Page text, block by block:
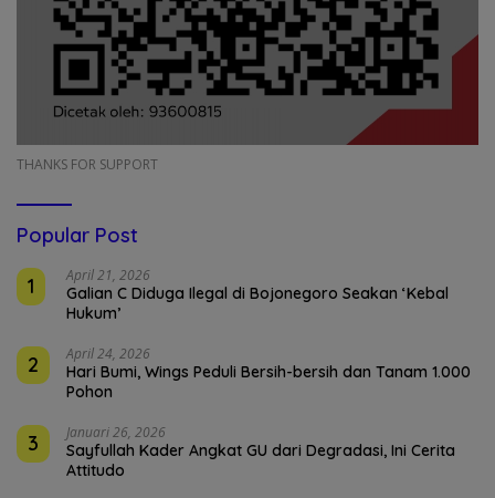
THANKS FOR SUPPORT
Popular Post
1
April 21, 2026
Galian C Diduga Ilegal di Bojonegoro Seakan ‘Kebal
Hukum’
2 April 24, 2026
Hari Bumi, Wings Peduli Bersih-bersih dan Tanam 1.000
Pohon
3 Januari 26, 2026
Sayfullah Kader Angkat GU dari Degradasi, Ini Cerita
Attitudo